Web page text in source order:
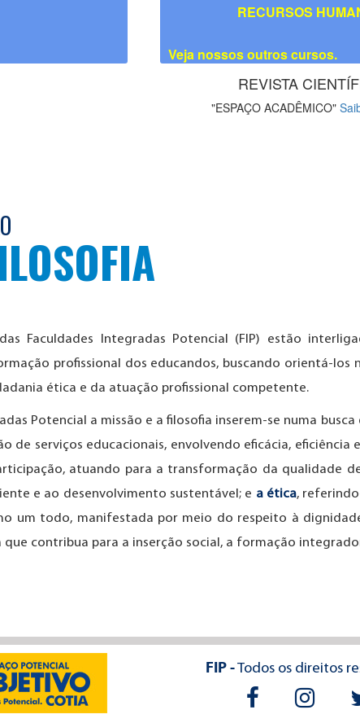
RECURSOS
Veja nossos outros cursos.
REVISTA
"ESPAÇO ACADÊMICO"
Faculdades Integradas Potencial (FIP) estão
profissional dos educandos, buscando orientá-
ética e da atuação profissional competente.
Potencial a missão e a filosofia inserem-se numa
de serviços educacionais, envolvendo eficácia, eficiência
atuando para a transformação da qualidade
e ao desenvolvimento sustentável; e a ética,
um todo, manifestada por meio do respeito à
contribua para a inserção social, a formação
FIP -Todos os direitos